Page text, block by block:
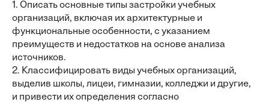
1. Описать основные типы застройки учебных
организаций, включая их архитектурные и
функциональные особенности, с указанием
преимуществ и недостатков на основе анализа
источников.
2. Классифицировать виды учебных организаций,
выделив школы, лицеи, гимназии, колледжи и другие,
и привести их определения согласно